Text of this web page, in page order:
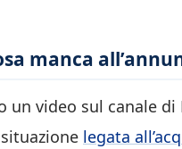
manca
video sul canale di
legata